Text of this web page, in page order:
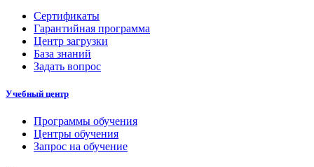
Сертификаты
Гарантийная программа
Центр загрузки
База знаний
Задать вопрос
Учебный центр
Программы обучения
Центры обучения
Запрос на обучение